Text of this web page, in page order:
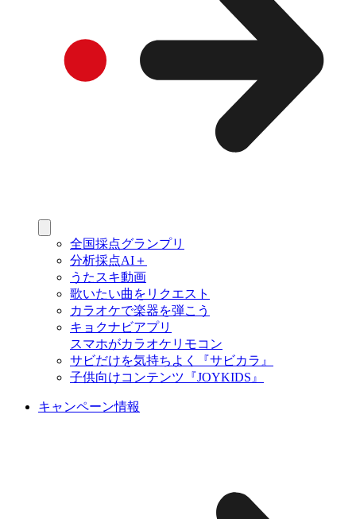
全国採点グランプリ
分析採点AI＋
うたスキ動画
歌いたい曲をリクエスト
カラオケで楽器を弾こう
キョクナビアプリ
スマホがカラオケリモコン
サビだけを気持ちよく『サビカラ』
子供向けコンテンツ『JOYKIDS』
キャンペーン情報